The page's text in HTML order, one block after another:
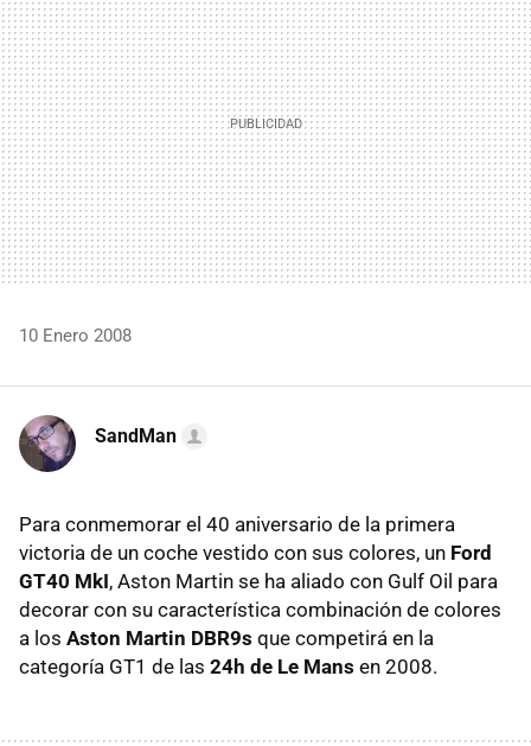
10 Enero 2008
SandMan
Para conmemorar el 40 aniversario de la primera
victoria de un coche vestido con sus colores, un Ford
GT40 MkI, Aston Martin se ha aliado con Gulf Oil para
decorar con su característica combinación de colores
a los Aston Martin DBR9s que competirá en la
categoría GT1 de las 24h de Le Mans en 2008.